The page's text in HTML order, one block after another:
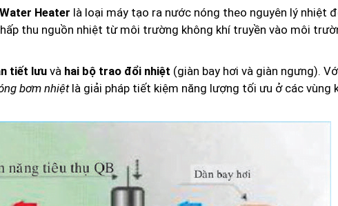
Heater là loại máy tạo ra nước nóng theo nguyên lý nhiệt
thu nguồn nhiệt từ môi trường không khí truyền vào môi
tiết lưu và hai bộ trao đổi nhiệt (giàn bay hơi và giàn ngưng).
bơm nhiệtlà giải pháp tiết kiệm năng lượng tối ưu ở các vùng